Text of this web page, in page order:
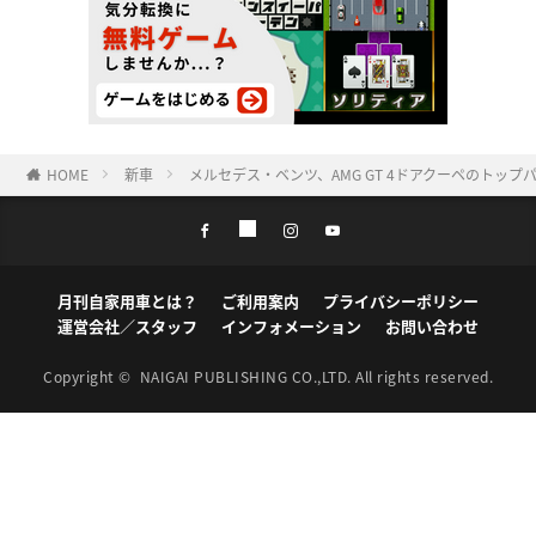
HOME 新車 メルセデス・ベンツ、AMG GT 4ドアクーペのトップ
月刊自家用車とは？ ご利用案内
プライバシーポリシー
運営会社／スタッフ
インフォメーション お問い合わせ
Copyright © NAIGAI PUBLISHING CO.,LTD. All rights reserved.